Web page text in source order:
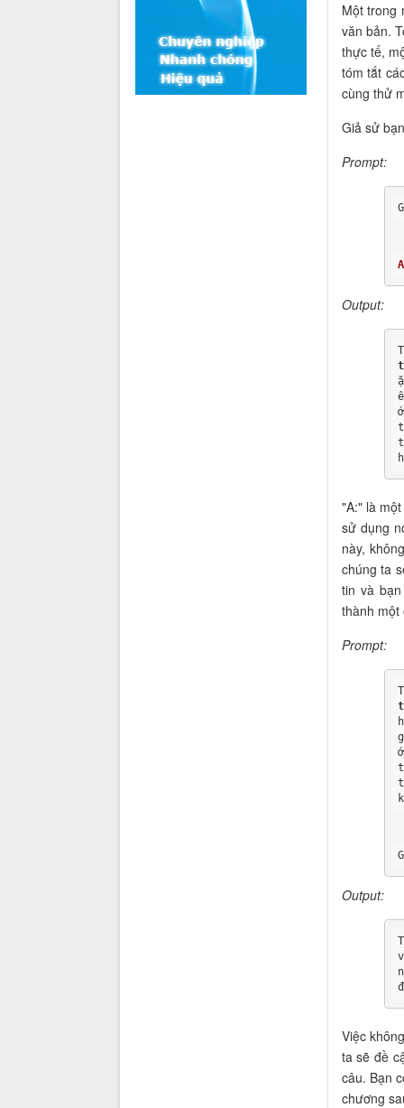
Một trong
văn bản.
thực tế,
tóm tắt
cùng thử
Giả sử
Prompt:
Output:
"A:" là
sử dụng
này,
chúng ta
tin và
thành một
Prompt:
Output:
Việc
ta sẽ đề
câu. Bạn
chương